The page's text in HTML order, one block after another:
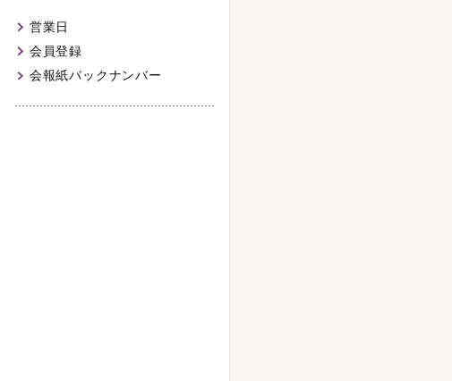
営業日
会員登録
会報紙バックナンバー